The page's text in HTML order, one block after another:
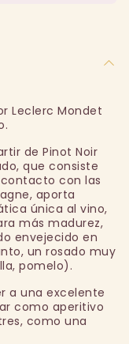
Leclerc Mondet
de Pinot Noir
que consiste
con las
aporta
única al vino,
más madurez,
envejecido en
un rosado muy
pomelo).
a una excelente
como aperitivo
como una